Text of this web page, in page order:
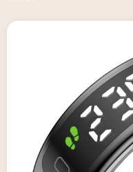
Kantoorartikelen
Giveaways